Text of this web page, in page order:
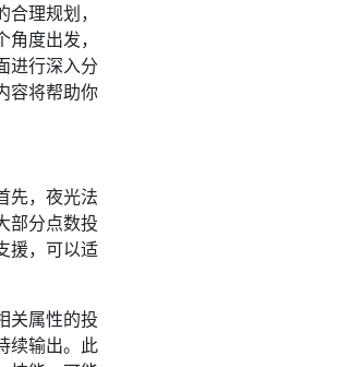
理规划，
度出发，
进行深入分
容将帮助你
先，夜光法
部分点数投
援，可以适
关属性的投
续输出。此